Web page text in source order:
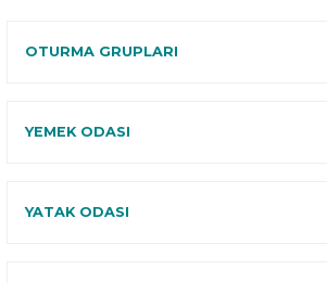
OTURMA GRUPLARI
YEMEK ODASI
YATAK ODASI